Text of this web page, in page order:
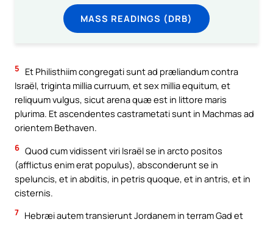
MASS READINGS (DRB)
5
Et Philisthiim congregati sunt ad præliandum contra
Israël, triginta millia curruum, et sex millia equitum, et
reliquum vulgus, sicut arena quæ est in littore maris
plurima. Et ascendentes castrametati sunt in Machmas ad
orientem Bethaven.
6 Quod cum vidissent viri Israël se in arcto positos
(afflictus enim erat populus), absconderunt se in
speluncis, et in abditis, in petris quoque, et in antris, et in
cisternis.
7 Hebræi autem transierunt Jordanem in terram Gad et